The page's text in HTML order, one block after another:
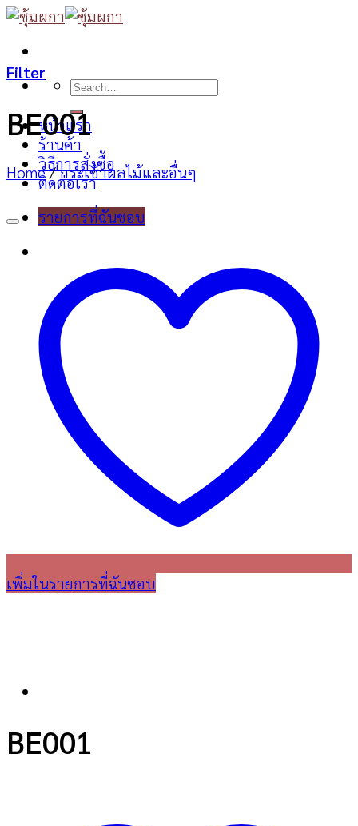
Skip
content
Search
หน้าแรก
ร้านค้า
วิธีการสั่งซื้อ
ติดต่อเรา
รายการที่ฉันชอบ
Filter
BE001
Home / กระเช้าผลไม้และอื่นๆ
เพิ่มในรายการที่ฉันชอบ
BE001